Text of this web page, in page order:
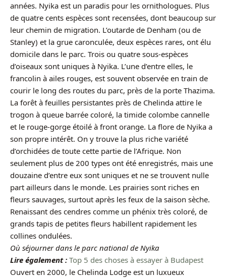
années. Nyika est un paradis pour les ornithologues. Plus
de quatre cents espèces sont recensées, dont beaucoup sur
leur chemin de migration. L’outarde de Denham (ou de
Stanley) et la grue caronculée, deux espèces rares, ont élu
domicile dans le parc. Trois ou quatre sous-espèces
d’oiseaux sont uniques à Nyika. L’une d’entre elles, le
francolin à ailes rouges, est souvent observée en train de
courir le long des routes du parc, près de la porte Thazima.
La forêt à feuilles persistantes près de Chelinda attire le
trogon à queue barrée coloré, la timide colombe cannelle
et le rouge-gorge étoilé à front orange. La flore de Nyika a
son propre intérêt. On y trouve la plus riche variété
d’orchidées de toute cette partie de l’Afrique. Non
seulement plus de 200 types ont été enregistrés, mais une
douzaine d’entre eux sont uniques et ne se trouvent nulle
part ailleurs dans le monde. Les prairies sont riches en
fleurs sauvages, surtout après les feux de la saison sèche.
Renaissant des cendres comme un phénix très coloré, de
grands tapis de petites fleurs habillent rapidement les
collines ondulées.
Où séjourner dans le parc national de Nyika
Lire également : Top 5 des choses à essayer à Budapest
Ouvert en 2000, le Chelinda Lodge est un luxueux